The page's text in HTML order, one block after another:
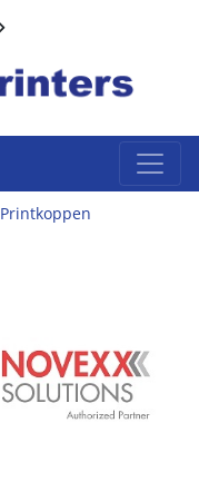
Printkoppen